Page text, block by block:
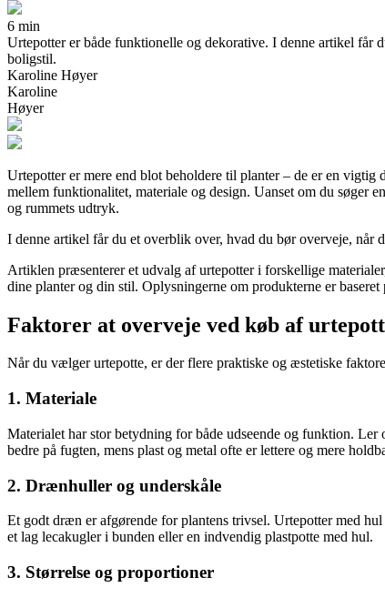
6 min
Urtepotter er både funktionelle og dekorative. I denne artikel får
boligstil.
Karoline Høyer
Karoline
Høyer
Urtepotter er mere end blot beholdere til planter – de er en
mellem funktionalitet, materiale og design. Uanset om du søger
og rummets udtryk.
I denne artikel får du et overblik over, hvad du bør overveje,
Artiklen præsenterer et udvalg af urtepotter i forskellige
dine planter og din stil. Oplysningerne om produkterne er
Faktorer at overveje ved køb af
Når du vælger urtepotte, er der flere praktiske og æstetiske
1. Materiale
Materialet har stor betydning for både udseende og funktion.
bedre på fugten, mens plast og metal ofte er lettere og mere
2. Drænhuller og underskåle
Et godt dræn er afgørende for plantens trivsel. Urtepotter med
et lag lecakugler i bunden eller en indvendig plastpotte med hul.
3. Størrelse og proportioner